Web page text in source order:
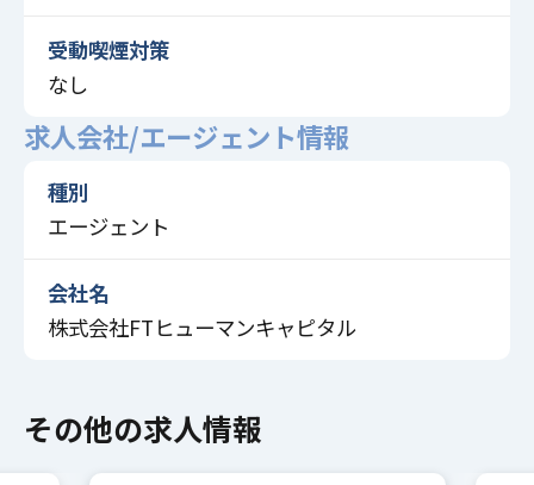
受動喫煙対策
なし
求人会社/エージェント情報
種別
エージェント
会社名
株式会社FTヒューマンキャピタル
その他の求人情報